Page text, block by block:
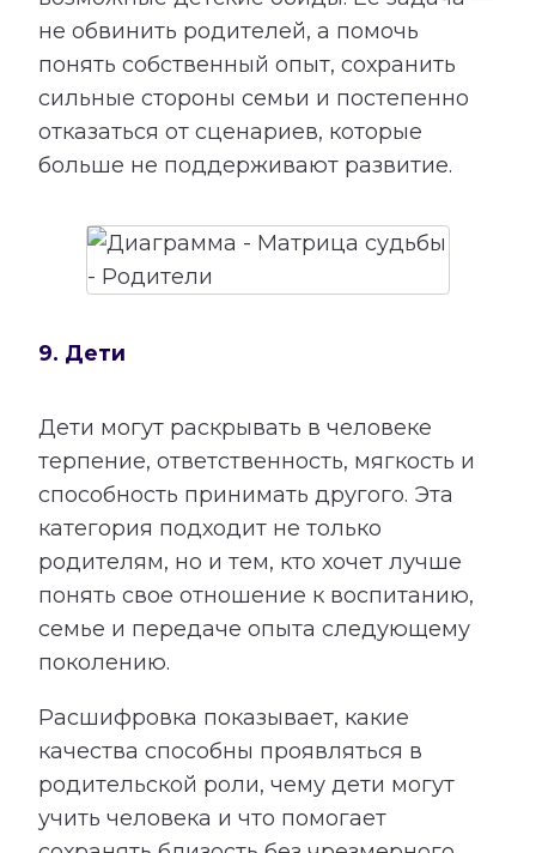
не обвинить родителей, а помочь
понять собственный опыт, сохранить
сильные стороны семьи и постепенно
отказаться от сценариев, которые
больше не поддерживают развитие.
9. Дети
Дети могут раскрывать в человеке
терпение, ответственность, мягкость и
способность принимать другого. Эта
категория подходит не только
родителям, но и тем, кто хочет лучше
понять свое отношение к воспитанию,
семье и передаче опыта следующему
поколению.
Расшифровка показывает, какие
качества способны проявляться в
родительской роли, чему дети могут
учить человека и что помогает